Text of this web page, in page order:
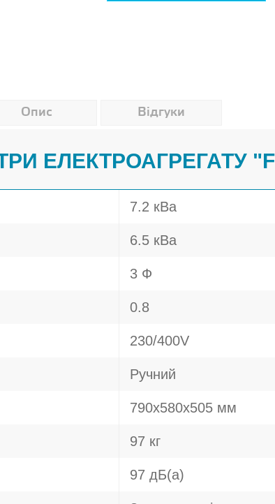
Опис Відгуки
ЕЛЕКТРОАГРЕГАТУ
7.2 кВа
6.5 кВа
3 Ф
0.8
230/400V
Ручний
790х580х505 мм
97 кг
97 дБ(а)